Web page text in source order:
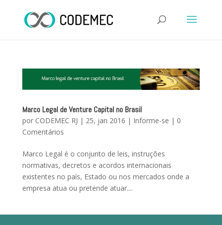
Marco Legal de Venture Capital no Brasil
por CODEMEC RJ | 25, jan 2016 | Informe-se | 0
Comentários
Marco Legal é o conjunto de leis, instruções
normativas, decretos e acordos internacionais
existentes no país, Estado ou nos mercados onde a
empresa atua ou pretende atuar....